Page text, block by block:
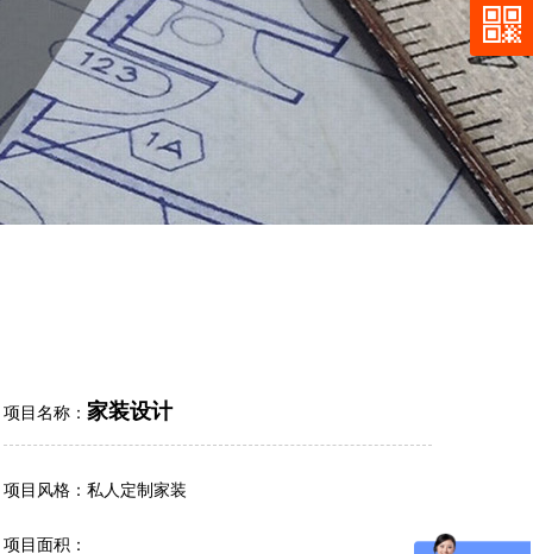
项目名称： 家装设计
项目风格：私人定制家装
项目面积：